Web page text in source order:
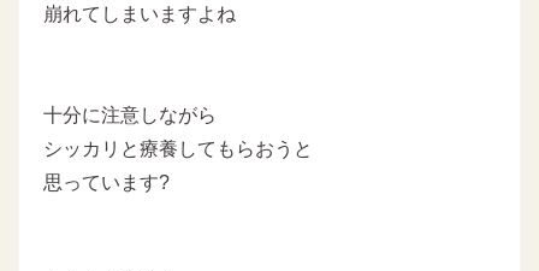
崩れてしまいますよね
十分に注意しながら
シッカリと療養してもらおうと
思っています?